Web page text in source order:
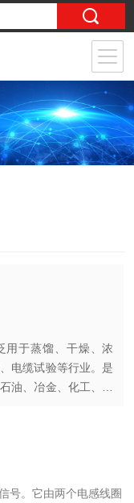
用于蒸馏、干燥、浓
电缆试验等行业。是
油、冶金、化工、医
号。它由两个电感线圈